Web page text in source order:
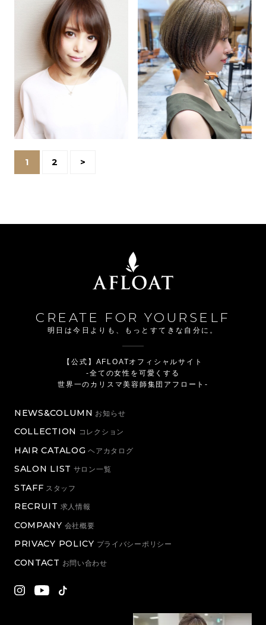
1 2 >
CREATE FOR YOURSELF
明日は今日よりも、もっとすてきな自分に。
【公式】AFLOATオフィシャルサイト
-全ての女性を可愛くする
世界一のカリスマ美容師集団アフロート-
NEWS&COLUMN お知らせ
COLLECTION コレクション
HAIR CATALOG ヘアカタログ
SALON LIST サロン一覧
STAFF スタッフ
RECRUIT 求人情報
COMPANY 会社概要
PRIVACY POLICY プライバシーポリシー
CONTACT お問い合わせ